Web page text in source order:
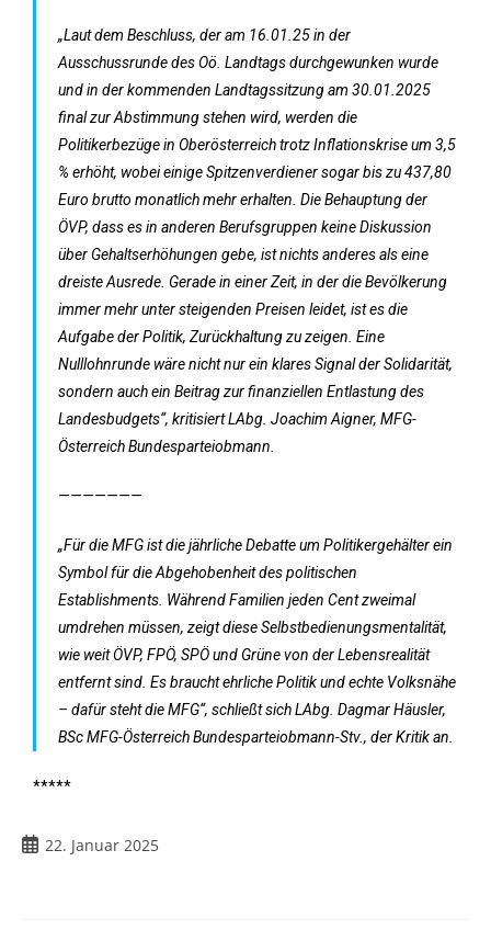
„Laut dem Beschluss, der am 16.01.25 in der
Ausschussrunde des Oö. Landtags durchgewunken wurde
und in der kommenden Landtagssitzung am 30.01.2025
final zur Abstimmung stehen wird, werden die
Politikerbezüge in Oberösterreich trotz Inflationskrise um 3,5
% erhöht, wobei einige Spitzenverdiener sogar bis zu 437,80
Euro brutto monatlich mehr erhalten. Die Behauptung der
ÖVP, dass es in anderen Berufsgruppen keine Diskussion
über Gehaltserhöhungen gebe, ist nichts anderes als eine
dreiste Ausrede. Gerade in einer Zeit, in der die Bevölkerung
immer mehr unter steigenden Preisen leidet, ist es die
Aufgabe der Politik, Zurückhaltung zu zeigen. Eine
Nulllohnrunde wäre nicht nur ein klares Signal der Solidarität,
sondern auch ein Beitrag zur finanziellen Entlastung des
Landesbudgets“, kritisiert LAbg. Joachim Aigner, MFG-
Österreich Bundesparteiobmann.
———————
„Für die MFG ist die jährliche Debatte um Politikergehälter ein
Symbol für die Abgehobenheit des politischen
Establishments. Während Familien jeden Cent zweimal
umdrehen müssen, zeigt diese Selbstbedienungsmentalität,
wie weit ÖVP, FPÖ, SPÖ und Grüne von der Lebensrealität
entfernt sind. Es braucht ehrliche Politik und echte Volksnähe
– dafür steht die MFG“, schließt sich LAbg. Dagmar Häusler,
BSc MFG-Österreich Bundesparteiobmann-Stv., der Kritik an.
*****
22. Januar 2025